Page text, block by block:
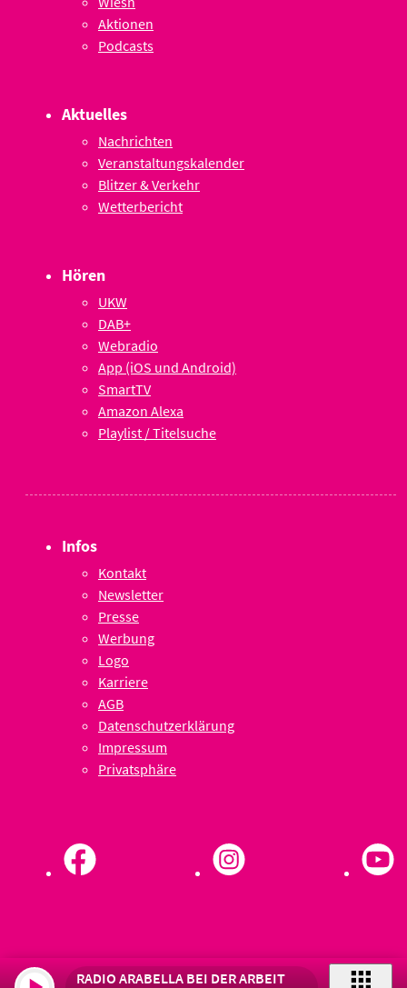
Aktionen
Podcasts
Aktuelles
Nachrichten
Veranstaltungskalender
Blitzer & Verkehr
Wetterbericht
Hören
UKW
DAB+
Webradio
App (iOS und Android)
SmartTV
Amazon Alexa
Playlist / Titelsuche
Infos
Kontakt
Newsletter
Presse
Werbung
Logo
Karriere
AGB
Datenschutzerklärung
Impressum
Privatsphäre
RADIO ARABELLA BEI DER ARBEIT